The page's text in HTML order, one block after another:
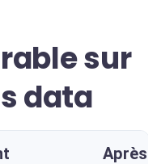
sur
data
Après